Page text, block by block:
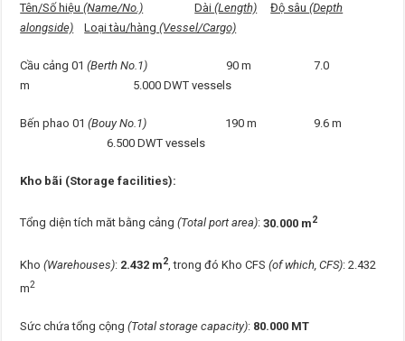
Tên/Số hiệu(Name/No.) Dài(Length) Độ sâu(Depth
alongside)
Loại tàu/hàng(Vessel/Cargo)
Cầu cảng 01(Berth No.1) 90 m 7.0
m 5.000 DWT vessels
Bến phao 01(Bouy No.1) 190 m 9.6 m
6.500 DWT vessels
Kho bãi (Storage facilities):
Tổng diện tích măt bằng cảng(Total port area):30.000 m2
Kho(Warehouses): 2.432 m2 , trong đó Kho CFS(of which, CFS): 2.432
m2
Sức chứa tổng cộng(Total storage capacity): 80.000 MT